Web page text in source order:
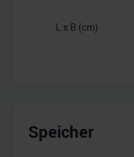
L x B (cm)
Speicher